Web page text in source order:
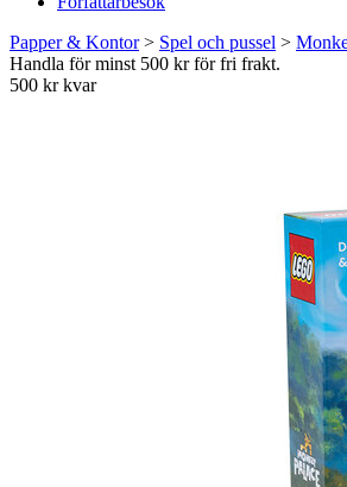
Papper & Kontor> Spel och pussel >
Handla för minst 500 kr för fri frakt.
500 kr kvar